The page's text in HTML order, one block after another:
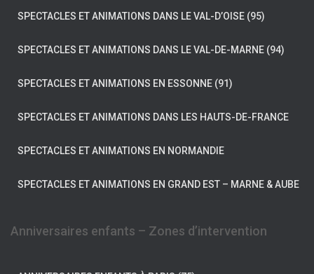
SPECTACLES ET ANIMATIONS DANS LE VAL-D’OISE (95)
SPECTACLES ET ANIMATIONS DANS LE VAL-DE-MARNE (94)
SPECTACLES ET ANIMATIONS EN ESSONNE (91)
SPECTACLES ET ANIMATIONS DANS LES HAUTS-DE-FRANCE
SPECTACLES ET ANIMATIONS EN NORMANDIE
SPECTACLES ET ANIMATIONS EN GRAND EST – MARNE & AUBE
Anniversaires enfants – Zones d’intervention